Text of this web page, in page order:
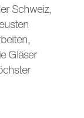
Schweiz,
Gläser